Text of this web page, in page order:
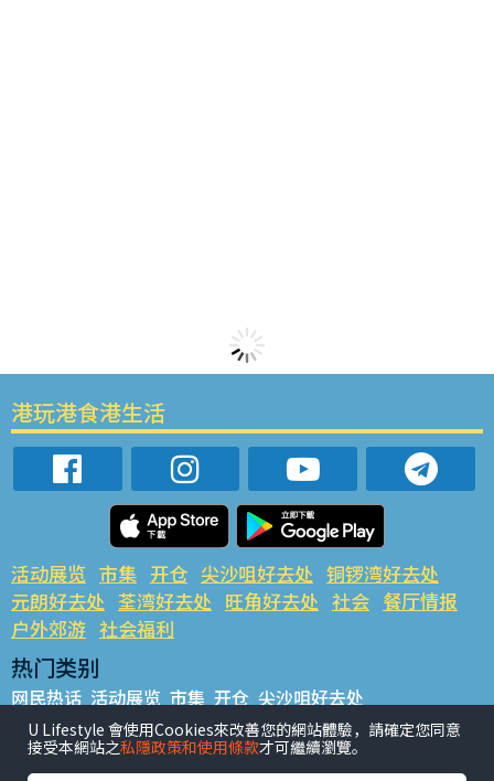
港玩港食港生活
活动展览 市集 开仓 尖沙咀好去处 铜锣湾好去处
元朗好去处 荃湾好去处 旺角好去处 社会 餐厅情报
户外郊游 社会福利
热门类别
网民热话 活动展览 市集 开仓 尖沙咀好去处
铜锣湾好去处 元朗好去处 荃湾好去处 旺角好去处 社会
餐厅情报 户外郊游
U Lifestyle 會使用Cookies來改善您的網站體驗，請確定您同意
接受本網站之私隱政策和使用條款才可繼續瀏覽。